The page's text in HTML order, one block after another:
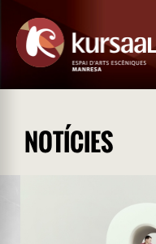
NOTÍCIES